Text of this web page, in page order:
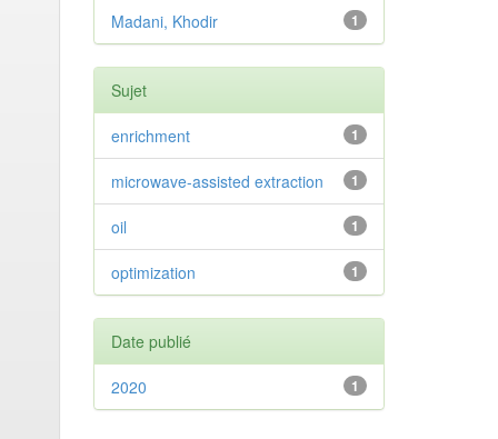
1
Madani, Khodir
Sujet
1
enrichment
1
microwave-assisted extraction
1
oil
1
optimization
Date publié
1
2020